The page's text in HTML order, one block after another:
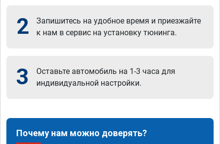
2
Запишитесь на удобное время и приезжайте
к нам в сервис на установку тюнинга.
3
Оставьте автомобиль на 1-3 часа для
индивидуальной настройки.
Почему нам можно доверять?